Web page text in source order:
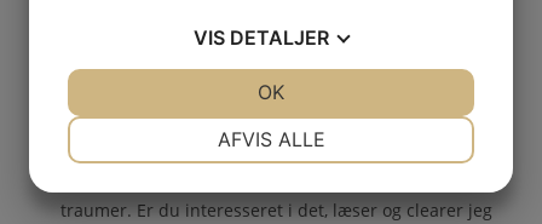
hinanden fantastisk godt.
Hvad denne session IKKE er:
Den er ikke en læsning og clearing af blokeringer fra
traumer. Er du interesseret i det, læser og clearer jeg
VIS DETALJER
MARKETING STATISTIK
AFVIS ALLE
OK